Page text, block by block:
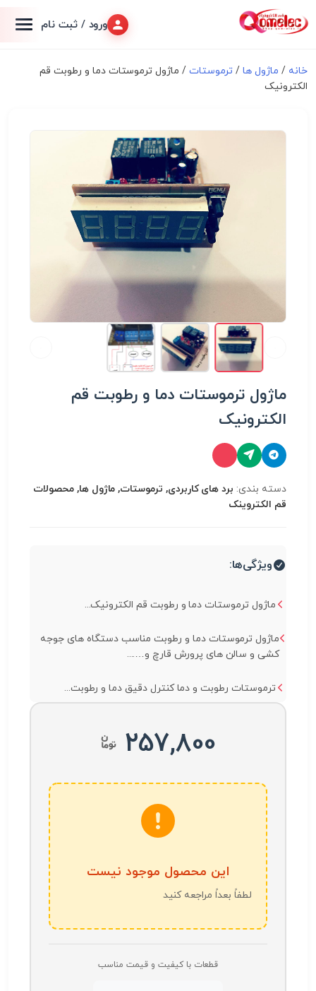
ورود / ثبت نام
خانه / ماژول ها/ ترموستات / ماژول ترموستات دما و رطوبت قم
الکترونیک
ماژول ترموستات دما و رطوبت قم
الکترونیک
دسته بندی: برد های کاربردی, ترموستات, ماژول ها, محصولات
قم الکتروینک
ویژگی‌ها:
ماژول ترموستات دما و رطوبت قم الکترونیک...
ماژول ترموستات دما و رطوبت مناسب دستگاه های جوجه
کشی و سالن های پرورش قارچ و…....
ترموستات رطوبت و دما کنترل دقیق دما و رطوبت...
257,800
این محصول موجود نیست
لطفاً بعداً مراجعه کنید
قطعات با کیفیت و قیمت مناسب